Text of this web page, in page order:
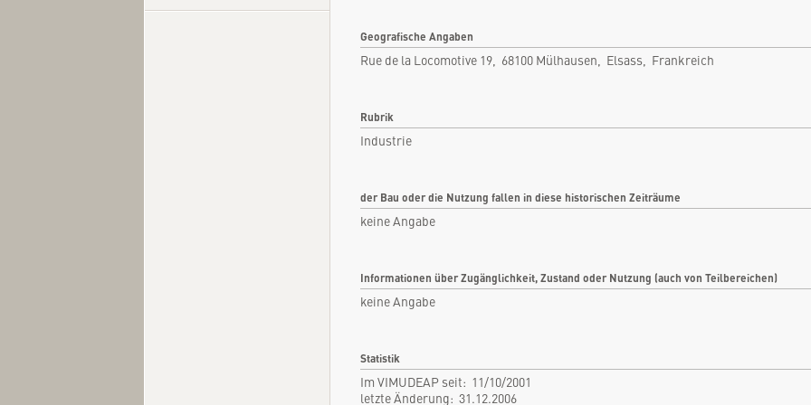
Geografische Angaben
Rue de la Locomotive 19, 68100 Mülhausen, Elsass, Frankreich
Rubrik
Industrie
der Bau oder die Nutzung fallen in diese historischen Zeiträume
keine Angabe
Informationen über Zugänglichkeit, Zustand oder Nutzung (auch von Teilbereichen)
keine Angabe
Statistik
Im VIMUDEAP seit: 11/10/2001
letzte Änderung: 31.12.2006
Fachartikel
Kommentare